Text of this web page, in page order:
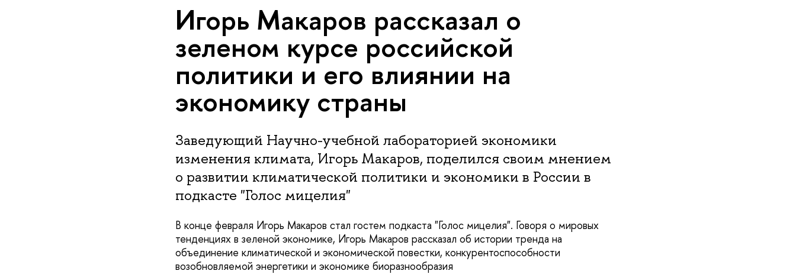
Игорь Макаров рассказал о
зеленом курсе российской
политики и его влиянии на
экономику страны
Заведующий Научно-учебной лабораторией экономики
изменения климата, Игорь Макаров, поделился своим мнением
о развитии климатической политики и экономики в России в
подкасте "Голос мицелия"
В конце февраля Игорь Макаров стал гостем подкаста "Голос мицелия". Говоря о мировых
тенденциях в зеленой экономике, Игорь Макаров рассказал об истории тренда на
объединение климатической и экономической повестки, конкурентоспособности
возобновляемой энергетики и экономике биоразнообразия